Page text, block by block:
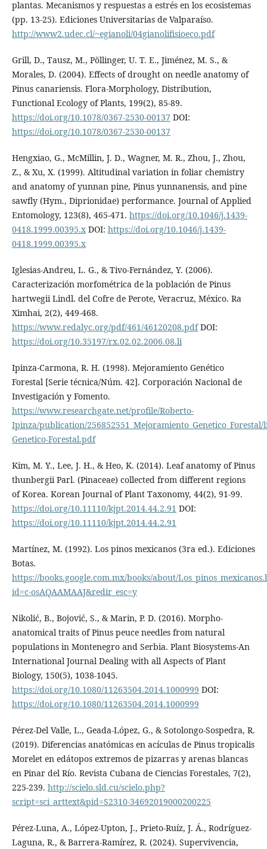
plantas. Mecanismos y respuestas a estrés en los ecosistemas
(pp. 13-25). Ediciones Universitarias de Valparaíso.
http://www2.udec.cl/~egianoli/04gianolifisioeco.pdf
Grill, D., Tausz, M., Pöllinger, U. T. E., Jiménez, M. S., &
Morales, D. (2004). Effects of drought on needle anatomy of
Pinus canariensis. Flora-Morphology, Distribution,
Functional Ecology of Plants, 199(2), 85-89.
https://doi.org/10.1078/0367-2530-00137 DOI:
https://doi.org/10.1078/0367-2530-00137
Hengxiao, G., McMillin, J. D., Wagner, M. R., Zhou, J., Zhou,
Z., & Xu, X. (1999). Altitudinal variation in foliar chemistry
and anatomy of yunnan pine, Pinus yunnanensis, and pine
sawfly (Hym., Diprionidae) performance. Journal of Applied
Entomology, 123(8), 465-471. https://doi.org/10.1046/j.1439-
0418.1999.00395.xDOI: https://doi.org/10.1046/j.1439-
0418.1999.00395.x
Iglesias-Andreu, L. G., & Tivo-Fernández, Y. (2006).
Caracterización morfométrica de la población de Pinus
hartwegii Lindl. del Cofre de Perote, Veracruz, México. Ra
Ximhai, 2(2), 449-468.
https://www.redalyc.org/pdf/461/46120208.pdfDOI:
https://doi.org/10.35197/rx.02.02.2006.08.li
Ipinza-Carmona, R. H. (1998). Mejoramiento Genético
Forestal [Serie técnica/Núm. 42]. Corporación Nacional de
Investigación y Fomento.
https://www.researchgate.net/profile/Roberto-
Ipinza/publication/
Genetico-Forestal.pdf
Kim, M. Y., Lee, J. H., & Heo, K. (2014). Leaf anatomy of Pinus
thunbergii Parl. (Pinaceae) collected from different regions
of Korea. Korean Journal of Plant Taxonomy, 44(2), 91-99.
https://doi.org/10.11110/kjpt.2014.44.2.91 DOI:
https://doi.org/10.11110/kjpt.2014.44.2.91
Martínez, M. (1992). Los pinos mexicanos (3ra ed.). Ediciones
Botas.
https://books.google.com.mx/books/about/
id=c-osAQAAMAAJ&redir_esc=y
Nikolić, B., Bojović, S., & Marin, P. D. (2016). Morpho-
anatomical traits of Pinus peuce needles from natural
populations in Montenegro and Serbia. Plant Biosystems-An
International Journal Dealing with all Aspects of Plant
Biology, 150(5), 1038-1045.
https://doi.org/10.1080/11263504.2014.1000999 DOI:
https://doi.org/10.1080/11263504.2014.1000999
Pérez-Del Valle, L., Geada-López, G., & Sotolongo-Sospedra, R.
(2019). Diferencias anatómicas en acículas de Pinus tropicalis
Morelet en edátopos extremos de pizarras y arenas blancas
en Pinar del Río. Revista Cubana de Ciencias Forestales, 7(2),
225-239. http://scielo.sld.cu/scielo.php?
script=sci_arttext&pid=S2310-34692019000200225
Pérez-Luna, A., López-Upton, J., Prieto-Ruíz, J. Á., Rodríguez-
Laguna, R., & Barrera-Ramírez, R. (2024). Supervivencia,